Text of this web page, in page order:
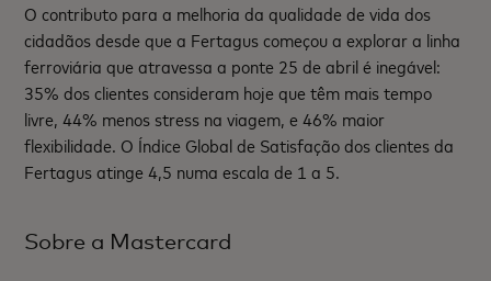
O contributo para a melhoria da qualidade de vida dos
cidadãos desde que a Fertagus começou a explorar a linha
ferroviária que atravessa a ponte 25 de abril é inegável:
35% dos clientes consideram hoje que têm mais tempo
livre, 44% menos stress na viagem, e 46% maior
flexibilidade. O Índice Global de Satisfação dos clientes da
Fertagus atinge 4,5 numa escala de 1 a 5.
Sobre a Mastercard